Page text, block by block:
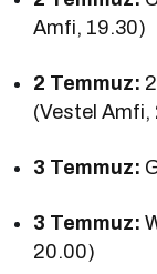
Amfi, 19.30)
2 Temmuz:
(Vestel Amfi,
3 Temmuz:
3 Temmuz:
20.00)